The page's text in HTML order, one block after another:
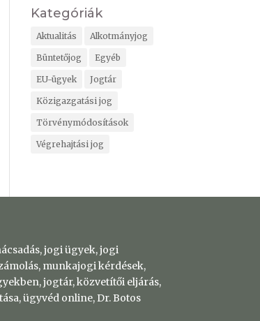
Kategóriák
Aktualitás Alkotmányjog
Büntetőjog Egyéb
EU-ügyek Jogtár
Közigazgatási jog
Törvénymódosítások
Végrehajtási jog
jogi ügyek, jogi
munkajogi kérdések,
jogtár, közvetítői eljárás,
ügyvéd online, Dr. Botos